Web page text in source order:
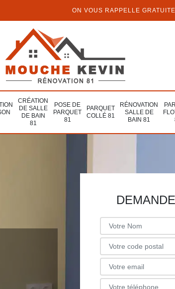
ON VOUS RAPPELLE
CRÉATION
DE SALLE
DE BAIN
81
POSE DE
PARQUET
81
PARQUET
COLLÉ 81
RÉNOVATION
SALLE DE
BAIN 81